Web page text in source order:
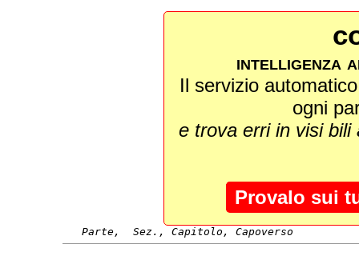
intelligenza
Il servizio
ogni
e trova erri in visi
Provalo sui
Parte,  Sez., Capitolo, Capoverso